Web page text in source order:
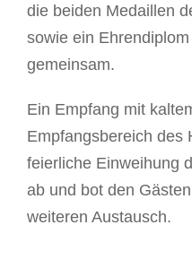
die beiden Medaillen
sowie ein
gemeinsam.
Ein Empfang mit
Empfangsbereich des
feierliche Einweihung
ab und bot den
weiteren Austausch.